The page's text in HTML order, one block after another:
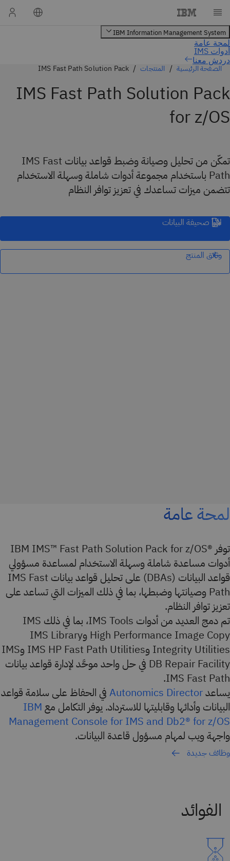
دردش معنا
الصفحة الرئيسية المنتجات IMS Fast Path Solution Pack
IMS Fast Path Solution Pack
for z/OS
تمكّن من تحليل وصيانة وضبط قواعد بيانات IMS Fast
Path باستخدام مجموعة أدوات شاملة وسهلة الاستخدام
تتضمن ميزات تساعدك في تعزيز توافر النظام
اقرأ صحيفة البيانات
وثائق المنتج
لمحة عامة
توفر ®IBM IMS™ Fast Path Solution Pack for z/OS
أدوات مساعدة شاملة وسهلة الاستخدام لمساعدة مسؤولي
قواعد البيانات (DBAs) على تحليل قواعد بيانات IMS Fast
Path وصيانتها وضبطها، بما في ذلك الميزات التي تساعد على
تعزيز توافر النظام.
تم دمج العديد من أدوات IMS Tools، بما في ذلك IMS
High Performance Image Copy وIMS Library
Integrity Utilities وIMS HP Fast Path Utilities وIMS
DB Repair Facility في حل واحد موحَّد لإدارة قواعد بيانات
IMS Fast Path.
يساعدAutonomics Director في الحفاظ على سلامة قواعد
البيانات وأدائها وقابليتها للاسترداد. يوفر التكامل مع IBM
Management Console for IMS and Db2® for z/OS
واجهة ويب لمهام مسؤول قاعدة البيانات.
وظائف جديدة